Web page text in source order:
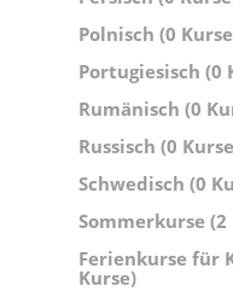
Polnisch (0
Portugiesisch (0
Rumänisch (0
Russisch (0
Schwedisch (0
Sommerkurse (2
Ferienkurse für
Kurse)